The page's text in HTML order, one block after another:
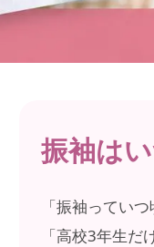
振袖は
「振袖ってい
「高校3年生だ